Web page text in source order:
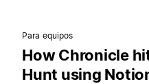
Para equipos
How Chronicle
Hunt using